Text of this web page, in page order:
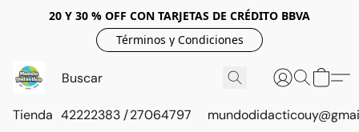
20 Y 30 % OFF CON TARJETAS DE CRÉDITO BBVA
Términos y Condiciones
Tienda 42222383 / 27064797